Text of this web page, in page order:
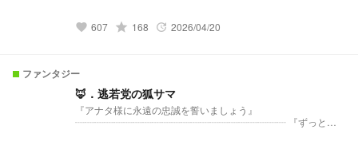
favorite 607 grade 168 update 2026/04/20
ファンタジー
🦊．逃若党の狐サマ
『アナタ様に永遠の忠誠を誓いましょう』
┈┈┈┈┈┈┈┈┈┈┈┈┈┈┈┈┈┈┈┈┈┈ 『ずっと…